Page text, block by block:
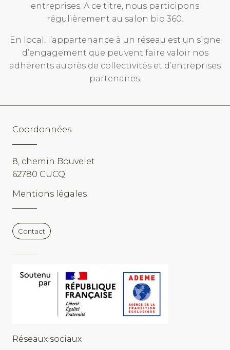
entreprises. A ce titre, nous participons
régulièrement au salon bio 360.
En local, l’appartenance à un réseau est un signe
d’engagement que peuvent faire valoir nos
adhérents auprès de collectivités et d’entreprises
partenaires.
Coordonnées
8, chemin Bouvelet
62780 CUCQ
Mentions légales
Contact
Réseaux sociaux